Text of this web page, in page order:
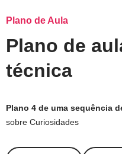
Plano de Aula
Plano de
técnica
Plano 4 de uma sequência
sobre Curiosidades